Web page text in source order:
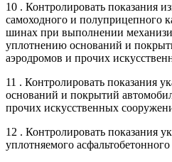
10 . Контролировать показания
самоходного и полуприцепного
шинах при выполнении
уплотнению оснований и
аэродромов и прочих
11 . Контролировать показания
оснований и покрытий
прочих искусственных
12 . Контролировать показания
уплотняемого